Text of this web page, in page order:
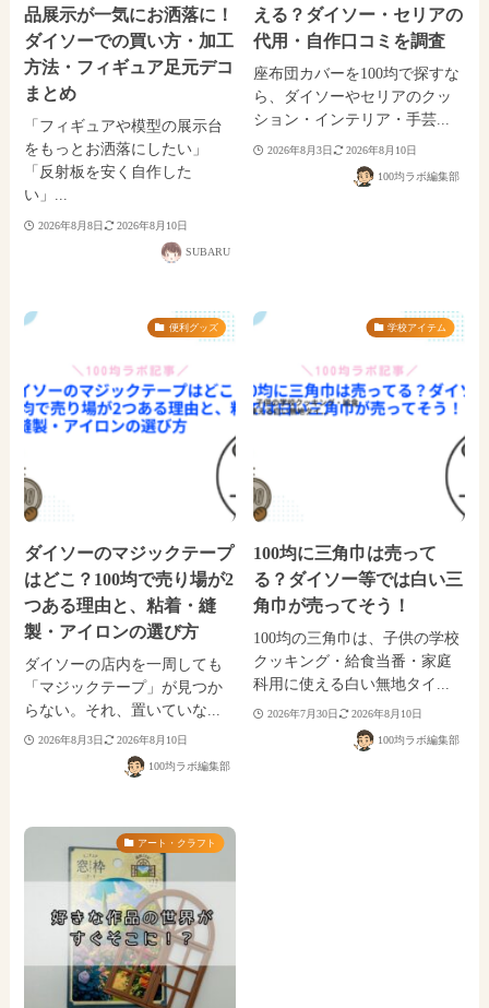
品展示が一気にお洒落に！
ダイソーでの買い方・加工
方法・フィギュア足元デコ
まとめ
「フィギュアや模型の展示台
をもっとお洒落にしたい」
「反射板を安く自作した
い」...
2026年8月8日 2026年8月10日
SUBARU
える？ダイソー・セリアの
代用・自作口コミを調査
座布団カバーを100均で探すな
ら、ダイソーやセリアのクッ
ション・インテリア・手芸...
2026年8月3日 2026年8月10日
100均ラボ編集部
便利グッズ
ダイソーのマジックテープ
はどこ？100均で売り場が2
つある理由と、粘着・縫
製・アイロンの選び方
ダイソーの店内を一周しても
「マジックテープ」が見つか
らない。それ、置いていな...
2026年8月3日 2026年8月10日
100均ラボ編集部
学校アイテム
100均に三角巾は売って
る？ダイソー等では白い三
角巾が売ってそう！
100均の三角巾は、子供の学校
クッキング・給食当番・家庭
科用に使える白い無地タイ...
2026年7月30日 2026年8月10日
100均ラボ編集部
アート・クラフト